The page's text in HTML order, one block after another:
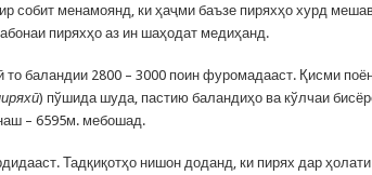
собит менамоянд, ки ҳаҷми баъзе пиряхҳо хурд
пиряхҳо аз ин шаҳодат медиҳанд.
то баландии 2800 – 3000 поин фуромадааст. Қисми
) пўшида шуда, пастию баландиҳо ва кўлчаи
– 6595м. мебошад.
Тадқиқотҳо нишон доданд, ки пирях дар